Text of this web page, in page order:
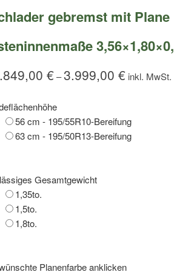
gebremst mit Plane
€–3.999,00 €
56 cm - 195/55R10-Bereifung
63 cm - 195/50R13-Bereifung
Gesamtgewicht
1,35to.
1,5to.
1,8to.
Planenfarbe anklicken